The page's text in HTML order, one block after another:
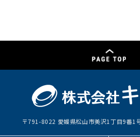
〒791-8022 愛媛県松山市美沢1丁目9番1